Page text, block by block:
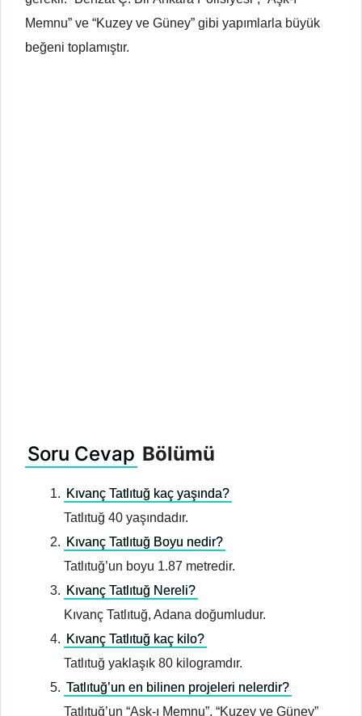
Memnu” ve “Kuzey ve Güney” gibi yapımlarla büyük
beğeni toplamıştır.
Soru Cevap Bölümü
Kıvanç Tatlıtuğ kaç yaşında?
Tatlıtuğ 40 yaşındadır.
Kıvanç Tatlıtuğ Boyu nedir?
Tatlıtuğ’un boyu 1.87 metredir.
Kıvanç Tatlıtuğ Nereli?
Kıvanç Tatlıtuğ, Adana doğumludur.
Kıvanç Tatlıtuğ kaç kilo?
Tatlıtuğ yaklaşık 80 kilogramdır.
Tatlıtuğ’un en bilinen projeleri nelerdir?
Tatlıtuğ’un “Aşk-ı Memnu”, “Kuzey ve Güney”